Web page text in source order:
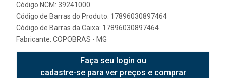
Código NCM: 39241000
Código de Barras do Produto: 17896030897464
Código de Barras da Caixa: 17896030897464
Fabricante: COPOBRAS - MG
Faça seu login ou
cadastre-se para ver preços e comprar